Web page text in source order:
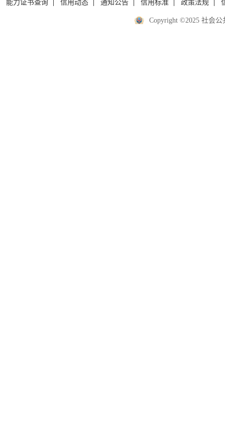
能力证书查询 信用动态 通知公告 信用标准 政策法规
Copyright ©2025 社会